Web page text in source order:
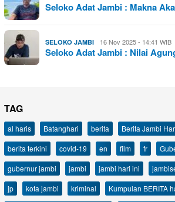
Seloko Adat Jambi : Makna
SELOKO JAMBI 16 Nov 2025 - 14:41 WIB
Seloko Adat Jambi : Nilai
TAG
al haris Batanghari berita Berita Jambi
berita terkini
covid-19 en film fr
gubernur jambi
jambi jambi hari ini
jp
kota jambi kriminal
Kumpulan BERITA